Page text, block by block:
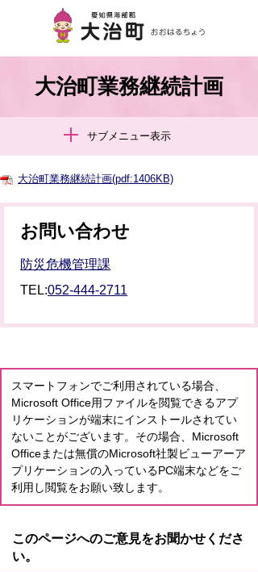
大治町業務継続計画
サブメニュー表示
大治町業務継続計画(pdf:1406KB)
お問い合わせ
防災危機管理課
TEL:052-444-2711
スマートフォンでご利用されている場合、
Microsoft Office用ファイルを閲覧できるアプ
リケーションが端末にインストールされてい
ないことがございます。その場合、Microsoft
Officeまたは無償のMicrosoft社製ビューアーア
プリケーションの入っているPC端末などをご
利用し閲覧をお願い致します。
このページへのご意見をお聞かせくださ
い。